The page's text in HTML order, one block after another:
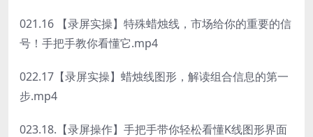
021.16 【录屏实操】特殊蜡烛线，市场给你的重要的信
号！手把手教你看懂它.mp4
022.17【录屏实操】蜡烛线图形，解读组合信息的第一
步.mp4
023.18.【录屏操作】手把手带你轻松看懂K线图形界面